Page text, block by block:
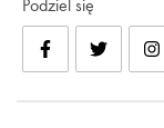
Podziel się